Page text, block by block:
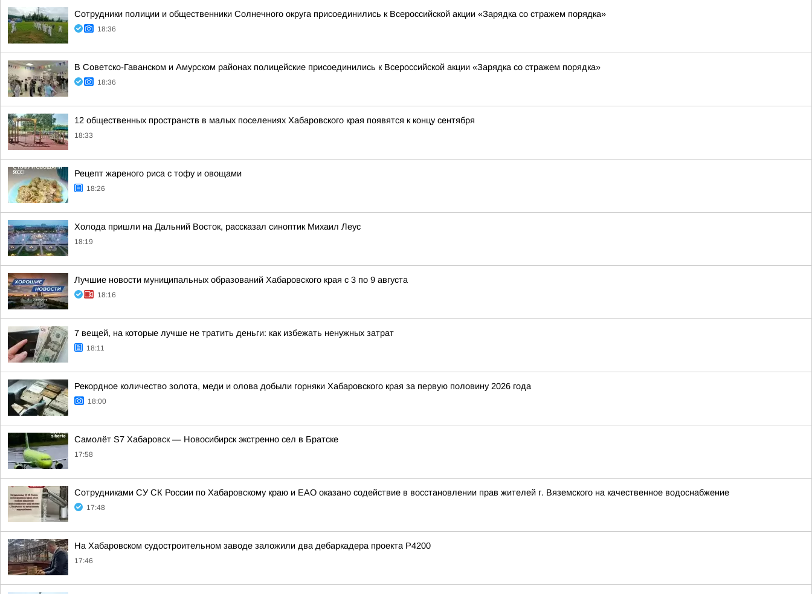
Сотрудники полиции и общественники Солнечного округа присоединились к Всероссийской акции «Зарядка со стражем порядка»
18:36
В Советско-Гаванском и Амурском районах полицейские присоединились к Всероссийской акции «Зарядка со стражем порядка»
18:36
12 общественных пространств в малых поселениях Хабаровского края появятся к концу сентября
18:33
Рецепт жареного риса с тофу и овощами
18:26
Холода пришли на Дальний Восток, рассказал синоптик Михаил Леус
18:19
Лучшие новости муниципальных образований Хабаровского края с 3 по 9 августа
18:16
7 вещей, на которые лучше не тратить деньги: как избежать ненужных затрат
18:11
Рекордное количество золота, меди и олова добыли горняки Хабаровского края за первую половину 2026 года
18:00
Самолёт S7 Хабаровск — Новосибирск экстренно сел в Братске
17:58
Сотрудниками СУ СК России по Хабаровскому краю и ЕАО оказано содействие в восстановлении прав жителей г. Вяземского на качественное водоснабжение
17:48
На Хабаровском судостроительном заводе заложили два дебаркадера проекта Р4200
17:46